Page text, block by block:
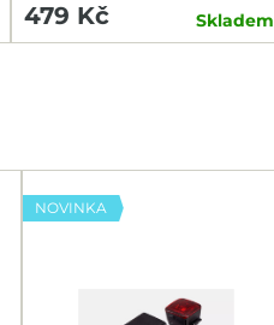
479 Kč Skladem
NOVINKA